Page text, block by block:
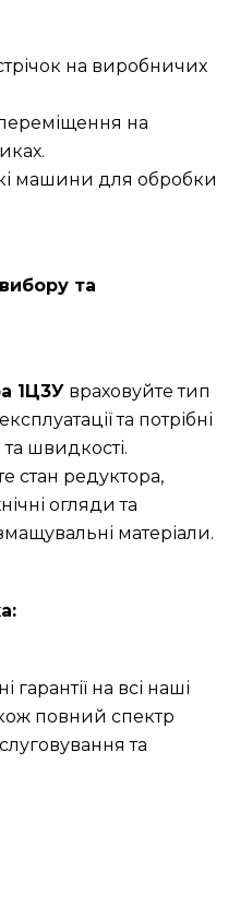
на виробничих
на
машини для обробки
та
1Ц3У враховуйте тип
та потрібні
швидкості.
стан редуктора,
огляди та
матеріали.
на всі наші
повний спектр
та